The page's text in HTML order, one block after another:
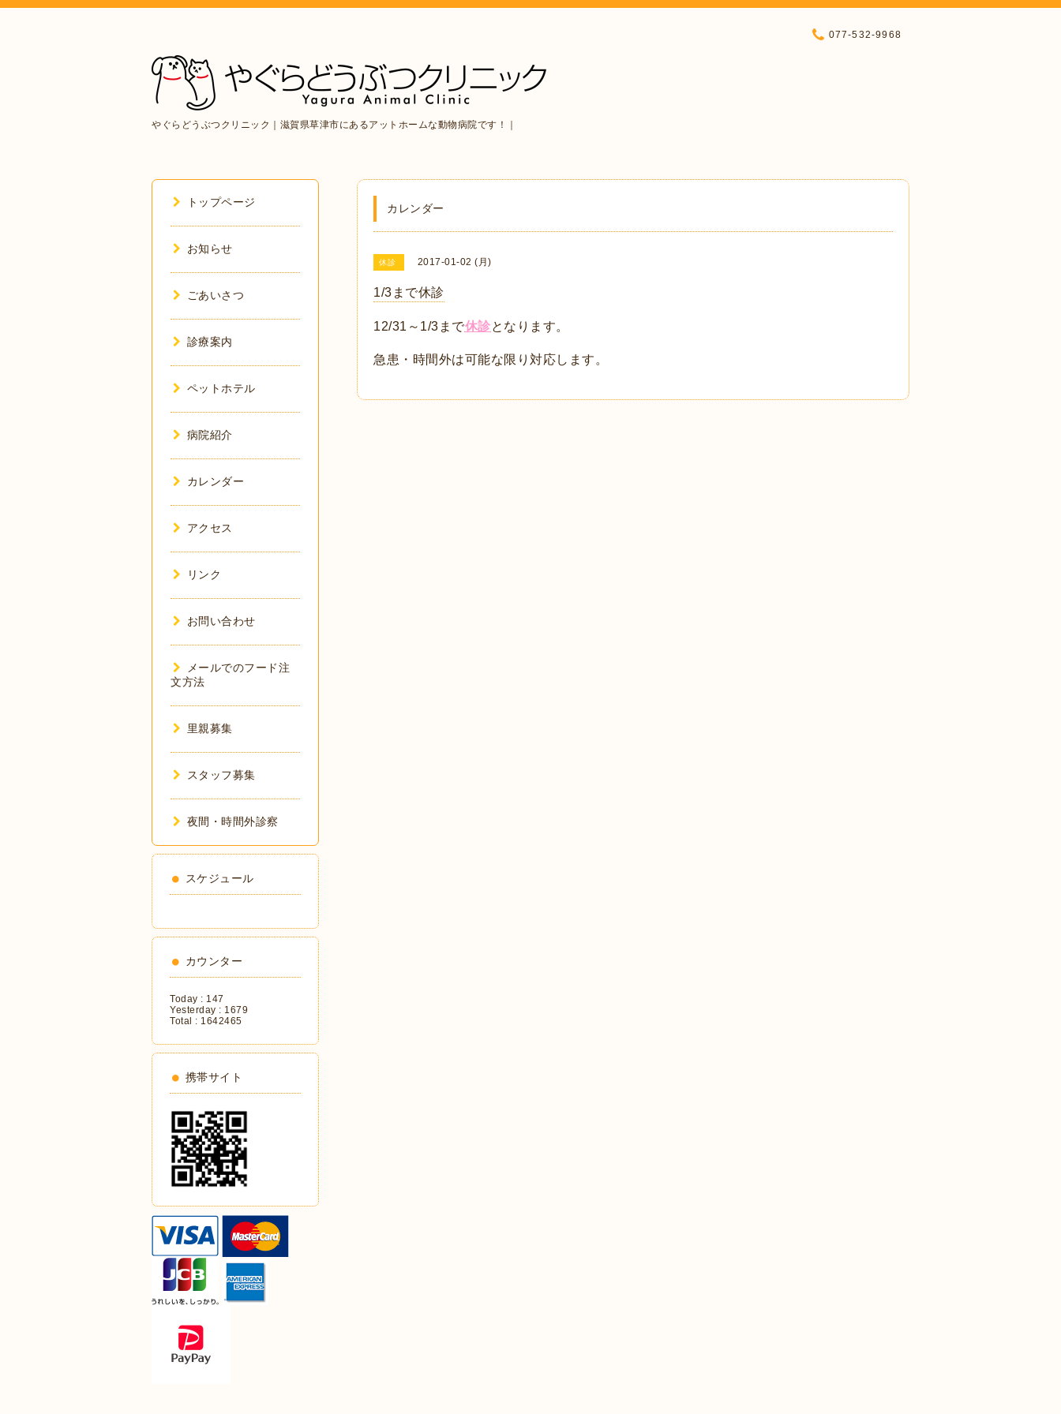
やぐらどうぶつクリニック｜滋賀県草津市にあるアットホームな動物病院です！｜
077-532-9968
カレンダー
休診 2017-01-02 (月)
1/3まで休診
12/31～1/3まで休診となります。
急患・時間外は可能な限り対応します。
トップページ
お知らせ
ごあいさつ
診療案内
ペットホテル
病院紹介
カレンダー
アクセス
リンク
お問い合わせ
メールでのフード注
文方法
里親募集
スタッフ募集
夜間・時間外診察
スケジュール
カウンター
Today : 147
Yesterday : 1679
Total : 1642465
携帯サイト